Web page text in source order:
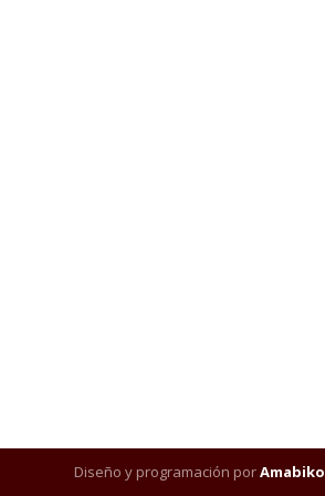
Diseño y programación porAmabiko